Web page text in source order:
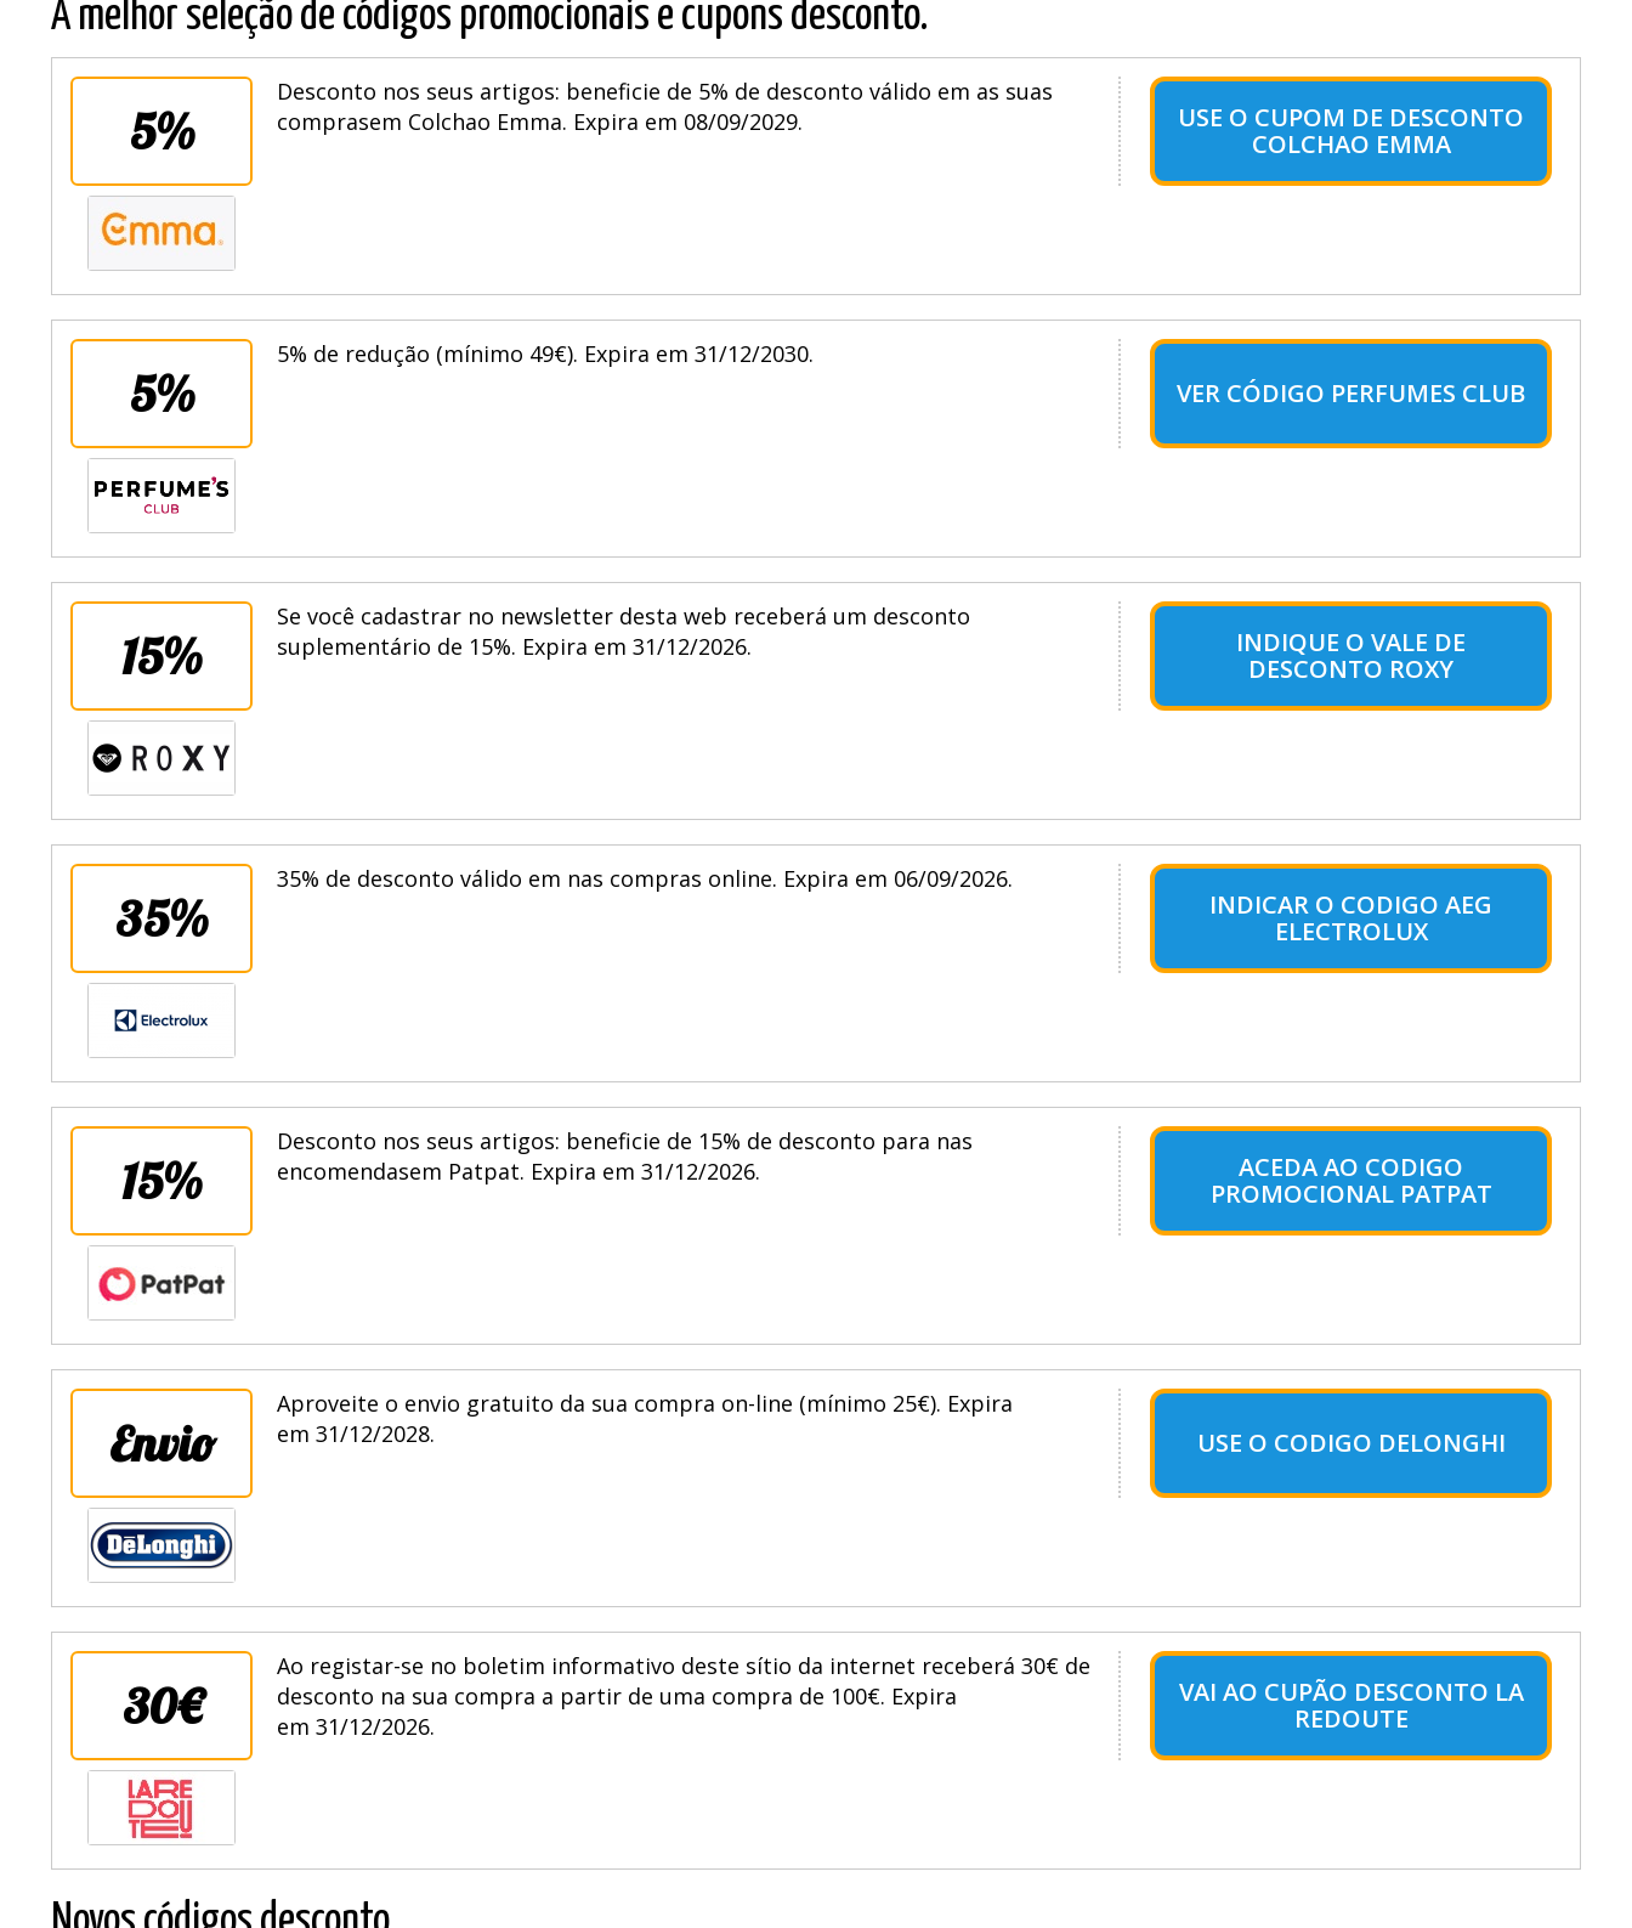
A melhor seleção de códigos promocionais e cupons desconto.
5%
Desconto nos seus artigos: beneficie de 5% de desconto válido em as suas
comprasem Colchao Emma. Expira em 08/09/2029.
USE O CUPOM DE DESCONTO
COLCHAO EMMA
5%
5% de redução (mínimo 49€). Expira em 31/12/2030.
VER CÓDIGO PERFUMES CLUB
15%
Se você cadastrar no newsletter desta web receberá um desconto
suplementário de 15%. Expira em 31/12/2026.
INDIQUE O VALE DE
DESCONTO ROXY
35%
35% de desconto válido em nas compras online. Expira em 06/09/2026.
INDICAR O CODIGO AEG
ELECTROLUX
15%
Desconto nos seus artigos: beneficie de 15% de desconto para nas
encomendasem Patpat. Expira em 31/12/2026.
ACEDA AO CODIGO
PROMOCIONAL PATPAT
Envio
Aproveite o envio gratuito da sua compra on-line (mínimo 25€). Expira
em 31/12/2028.
USE O CODIGO DELONGHI
30€
Ao registar-se no boletim informativo deste sítio da internet receberá 30€ de
desconto na sua compra a partir de uma compra de 100€. Expira
em 31/12/2026.
VAI AO CUPÃO DESCONTO LA
REDOUTE